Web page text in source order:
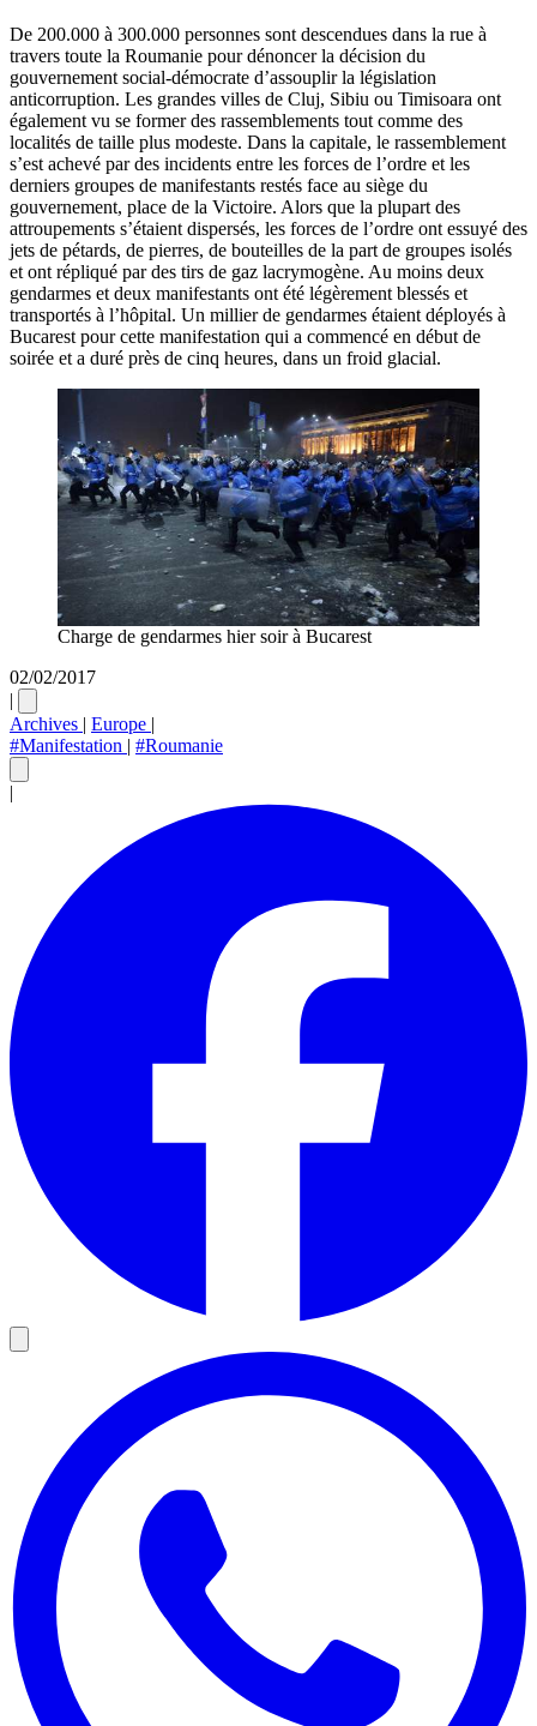
De 200.000 à 300.000 personnes sont descendues dans la rue à
travers toute la Roumanie pour dénoncer la décision du
gouvernement social-démocrate d’assouplir la législation
anticorruption. Les grandes villes de Cluj, Sibiu ou Timisoara ont
également vu se former des rassemblements tout comme des
localités de taille plus modeste. Dans la capitale, le rassemblement
s’est achevé par des incidents entre les forces de l’ordre et les
derniers groupes de manifestants restés face au siège du
gouvernement, place de la Victoire. Alors que la plupart des
attroupements s’étaient dispersés, les forces de l’ordre ont essuyé des
jets de pétards, de pierres, de bouteilles de la part de groupes isolés
et ont répliqué par des tirs de gaz lacrymogène. Au moins deux
gendarmes et deux manifestants ont été légèrement blessés et
transportés à l’hôpital. Un millier de gendarmes étaient déployés à
Bucarest pour cette manifestation qui a commencé en début de
soirée et a duré près de cinq heures, dans un froid glacial.
Charge de gendarmes hier soir à Bucarest
02/02/2017
Archives
Europe
#Manifestation
#Roumanie